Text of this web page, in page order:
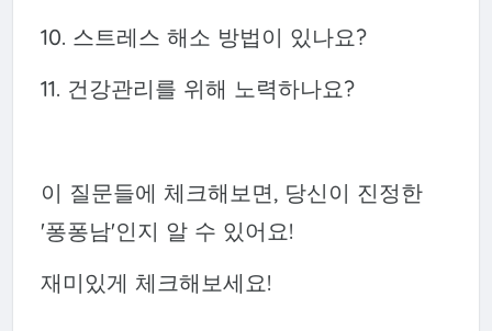
10. 스트레스 해소 방법이 있나요?
11. 건강관리를 위해 노력하나요?
이 질문들에 체크해보면, 당신이 진정한
'퐁퐁남'인지 알 수 있어요!
재미있게 체크해보세요!